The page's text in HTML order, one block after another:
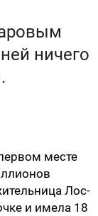
ничего
месте
Лос-
и имела 18